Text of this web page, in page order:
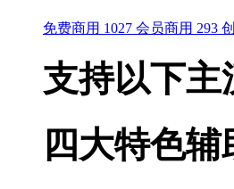
免费商用 1027 会员商用 293
支持以下主
四大特色